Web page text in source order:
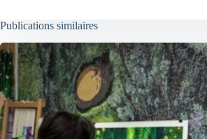
Publications similaires